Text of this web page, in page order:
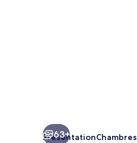
63+
PrésentationChambres